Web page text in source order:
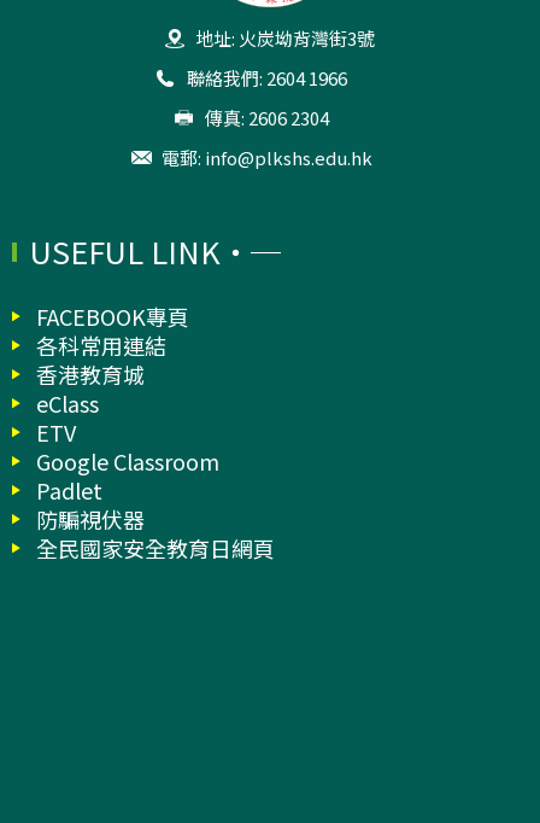
地址: 火炭坳背灣街3號
聯絡我們: 2604 1966
傳真: 2606 2304
電郵: info@plkshs.edu.hk
USEFUL LINK
FACEBOOK專頁
各科常用連結
香港教育城
eClass
ETV
Google Classroom
Padlet
防騙視伏器
全民國家安全教育日網頁